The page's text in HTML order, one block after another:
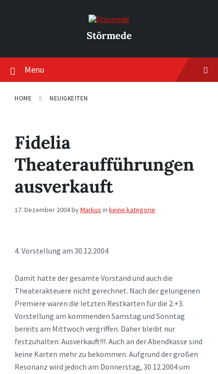
Störmede
Menu
HOME NEUIGKEITEN
Fidelia
Theateraufführungen
ausverkauft
17. Dezember 2004byMarkus in keine kategorie
4. Vorstellung am 30.12.2004
Damit hatte der gesamte Vorstand und auch die
Theaterakteuere nicht gerechnet. Nach der gelungenen
Premiere waren die letzten Restkarten für die 2.+3.
Vorstellung am kommenden Samstag und Sonntag
bereits am Mittwoch vergriffen. Daher bleibt nur
festzuhalten: Ausverkauft!!!. Auch an der Abendkasse sind
keine Karten mehr zu bekommen. Aufgrund der großen
Resonanz wird jedoch am Donnerstag, 30.12.2004 um